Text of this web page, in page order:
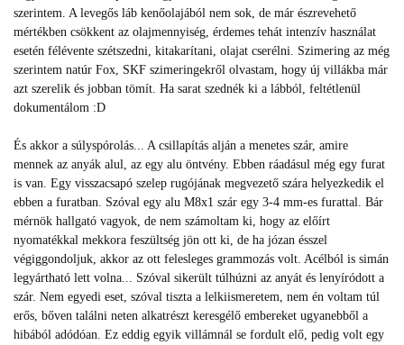
szerintem. A levegős láb kenőolajából nem sok, de már észrevehető
mértékben csökkent az olajmennyiség, érdemes tehát intenzív használat
esetén félévente szétszedni, kitakarítani, olajat cserélni. Szimering az még
szerintem natúr Fox, SKF szimeringekről olvastam, hogy új villákba már
azt szerelik és jobban tömít. Ha sarat szednék ki a lábból, feltétlenül
dokumentálom :D
És akkor a súlyspórolás... A csillapítás alján a menetes szár, amire
mennek az anyák alul, az egy alu öntvény. Ebben ráadásul még egy furat
is van. Egy visszacsapó szelep rugójának megvezető szára helyezkedik el
ebben a furatban. Szóval egy alu M8x1 szár egy 3-4 mm-es furattal. Bár
mérnök hallgató vagyok, de nem számoltam ki, hogy az előírt
nyomatékkal mekkora feszültség jön ott ki, de ha józan ésszel
végiggondoljuk, akkor az ott felesleges grammozás volt. Acélból is simán
legyártható lett volna... Szóval sikerült túlhúzni az anyát és lenyíródott a
szár. Nem egyedi eset, szóval tiszta a lelkiismeretem, nem én voltam túl
erős, bőven találni neten alkatrészt keresgélő embereket ugyanebből a
hibából adódóan. Ez eddig egyik villámnál se fordult elő, pedig volt egy